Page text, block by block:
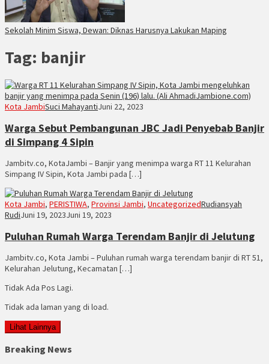
Sekolah Minim Siswa, Dewan: Diknas Harusnya Lakukan Maping
Tag: banjir
Kota JambiSuci MahayantiJuni 22, 2023
Warga Sebut Pembangunan JBC Jadi Penyebab Banjir
di Simpang 4 Sipin
Jambitv.co, KotaJambi – Banjir yang menimpa warga RT 11 Kelurahan
Simpang IV Sipin, Kota Jambi pada […]
Kota Jambi, PERISTIWA, Provinsi Jambi, UncategorizedRudiansyah
RudiJuni 19, 2023Juni 19, 2023
Puluhan Rumah Warga Terendam Banjir di Jelutung
Jambitv.co, Kota Jambi – Puluhan rumah warga terendam banjir di RT 51,
Kelurahan Jelutung, Kecamatan […]
Tidak Ada Pos Lagi.
Tidak ada laman yang di load.
Lihat Lainnya
Breaking News